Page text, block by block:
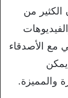
الكثير من
مع الأصدقاء
والمميزة.